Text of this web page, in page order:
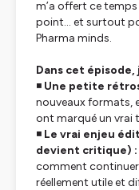
m’a offert ce
point… et surtout
Pharma minds.
Dans cet épisode,
◾️ Une petite
nouveaux formats,
ont marqué un
◾️ Le vrai enjeu
devient critique) :
comment
réellement utile et